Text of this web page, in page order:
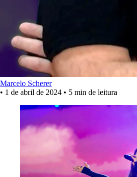
Marcelo Scherer
• 1 de abril de 2024 • 5 min de leitura